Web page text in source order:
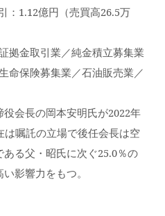
：1.12億円（売買高26.5万
拠金取引業／純金積立募集業
命保険募集業／石油販売業／
役会長の岡本安明氏が2022年
は嘱託の立場で後任会長は空
る父・昭氏に次ぐ25.0％の
影響力をもつ。